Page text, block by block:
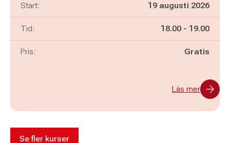
Start: 19 augusti 2026
Tid: Pågår mellan
18.00 - och
19.00
Pris: Gratis
Läs mer
Se fler kurser